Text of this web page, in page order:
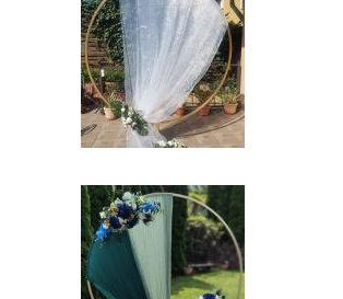
IMG_20240427_124444.jpg